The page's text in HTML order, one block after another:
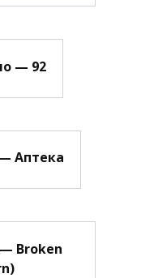
— 92
Аптека
Broken